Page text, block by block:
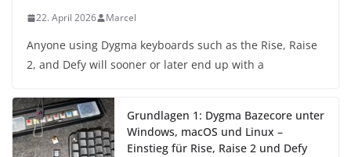
22. April 2026 Marcel
Anyone using Dygma keyboards such as the Rise, Raise
2, and Defy will sooner or later end up with a
Grundlagen 1: Dygma Bazecore unter
Windows, macOS und Linux –
Einstieg für Rise, Raise 2 und Defy